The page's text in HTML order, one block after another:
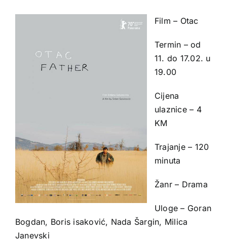
Film – Otac
Termin – od
11. do 17.02. u
19.00
Cijena
ulaznice – 4
KM
Trajanje – 120
minuta
Žanr – Drama
Uloge – Goran
Bogdan, Boris isaković, Nada Šargin, Milica
Janevski